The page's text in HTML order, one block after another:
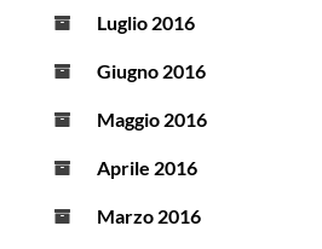
Luglio 2016
Giugno 2016
Maggio 2016
Aprile 2016
Marzo 2016